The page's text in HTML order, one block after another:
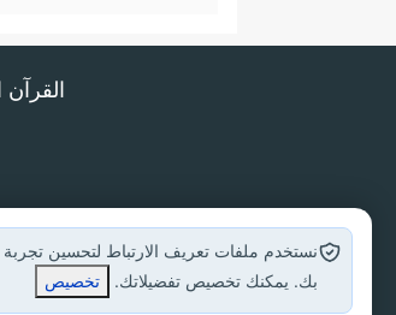
القرآن
نستخدم ملفات تعريف الارتباط لتحسين
بك. يمكنك تخصيص تفضيلاتك.
تخصيص